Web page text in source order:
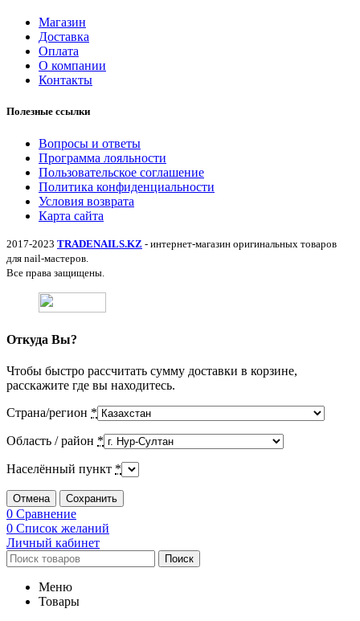
Магазин
Доставка
Оплата
О компании
Контакты
Полезные ссылки
Вопросы и ответы
Программа лояльности
Пользовательское соглашение
Политика конфиденциальности
Условия возврата
Карта сайта
2017-2023 TRADENAILS.KZ - интернет-магазин оригинальных товаров
для nail-мастеров.
Все права защищены.
Откуда Вы?
Чтобы быстро рассчитать сумму доставки в корзине,
расскажите где вы находитесь.
Страна/регион *
Область / район *
Населённый пункт *
Отмена Сохранить
0 Сравнение
0 Список желаний
Личный кабинет
Поиск
Меню
Товары